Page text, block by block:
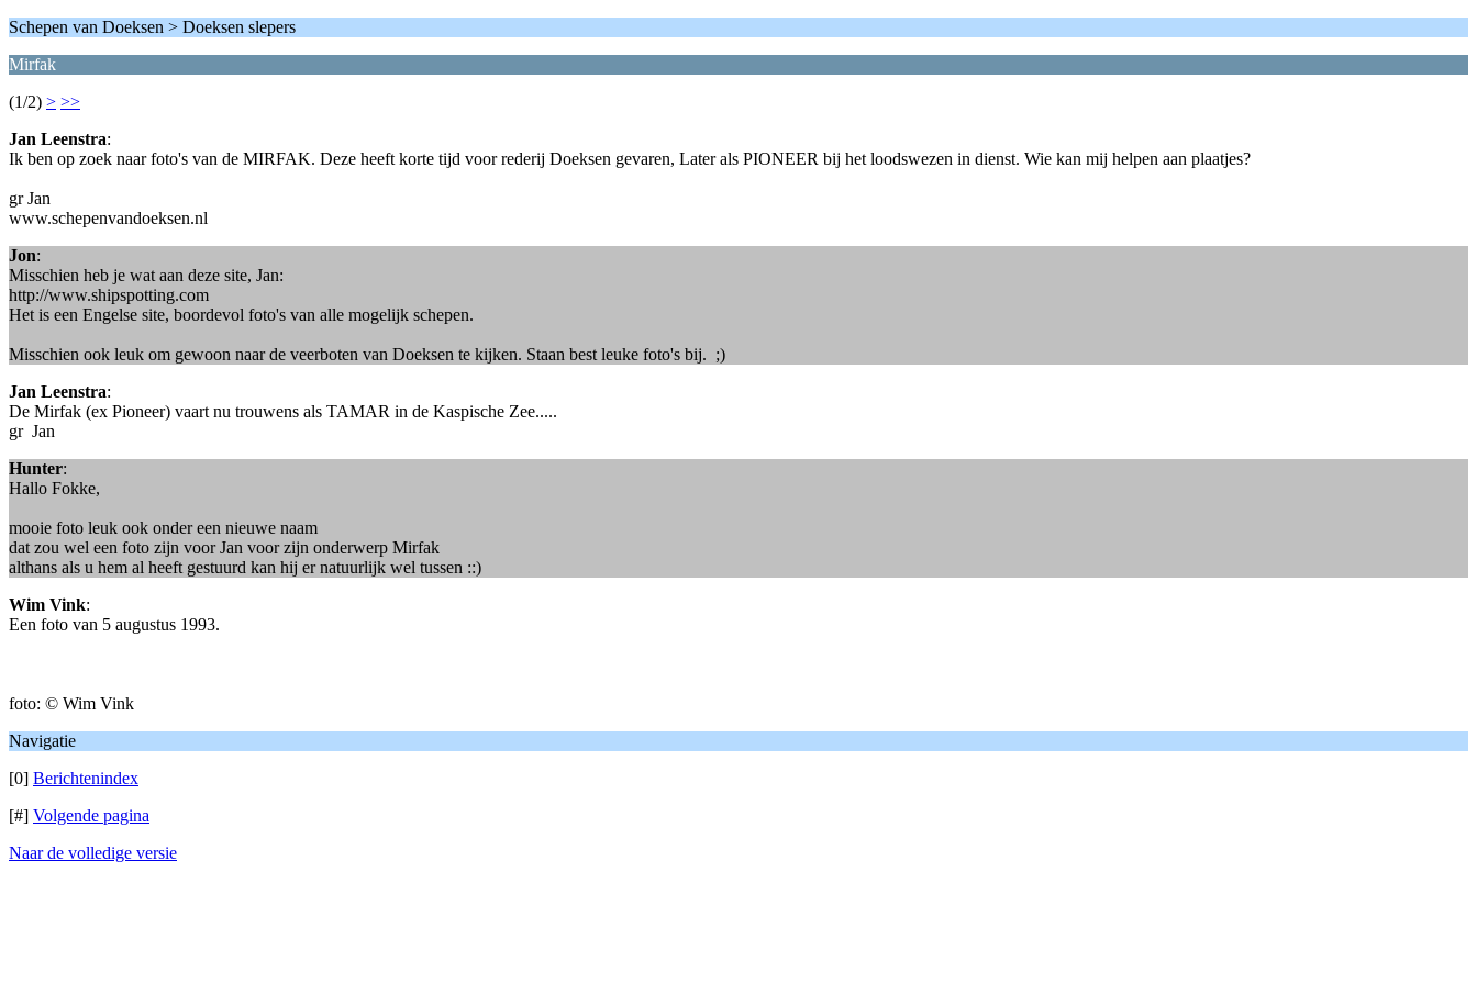
Schepen van Doeksen > Doeksen slepers
Mirfak
(1/2) > >>
Jan Leenstra:
Ik ben op zoek naar foto's van de MIRFAK. Deze heeft korte tijd voor rederij Doeksen gevaren, Later als PIONEER bij het loodswezen in dienst. Wie kan mij helpen aan plaatjes?
gr Jan
www.schepenvandoeksen.nl
Jon:
Misschien heb je wat aan deze site, Jan:
http://www.shipspotting.com
Het is een Engelse site, boordevol foto's van alle mogelijk schepen.
Misschien ook leuk om gewoon naar de veerboten van Doeksen te kijken. Staan best leuke foto's bij. ;)
Jan Leenstra:
De Mirfak (ex Pioneer) vaart nu trouwens als TAMAR in de Kaspische Zee.....
gr Jan
Hunter:
Hallo Fokke,
mooie foto leuk ook onder een nieuwe naam
dat zou wel een foto zijn voor Jan voor zijn onderwerp Mirfak
althans als u hem al heeft gestuurd kan hij er natuurlijk wel tussen ::)
Wim Vink:
Een foto van 5 augustus 1993.
foto: © Wim Vink
Navigatie
[0] Berichtenindex
[#] Volgende pagina
Naar de volledige versie